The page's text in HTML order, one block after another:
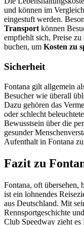
und können im
eingestuft werden.
Transport können
empfiehlt sich, Preise
buchen, um Kosten zu
Sicherheit
Fontana gilt allgemein
Besucher wie überall
Dazu gehören das
oder schlecht
Bewusstsein über die
gesunder
Aufenthalt in Fontana
Fazit zu
Fontana, oft übersehen,
ist ein lohnendes
aus Deutschland. Mit
Rennsportgeschichte
Club Speedway zieht es